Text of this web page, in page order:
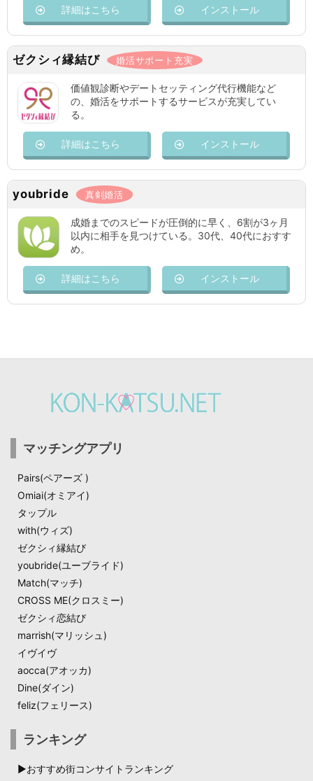
詳細はこちら インストール
ゼクシィ縁結び 婚活サポート充実
価値観診断やデートセッティング代行機能など
の、婚活をサポートするサービスが充実してい
る。
詳細はこちら インストール
youbride 真剣婚活
成婚までのスピードが圧倒的に早く、6割が3ヶ月
以内に相手を見つけている。30代、40代におすす
め。
詳細はこちら インストール
マッチングアプリ
Pairs(ペアーズ )
Omiai(オミアイ)
タップル
with(ウィズ)
ゼクシィ縁結び
youbride(ユーブライド)
Match(マッチ)​
CROSS ME(クロスミー)
ゼクシィ恋結び​
marrish(マリッシュ)
イヴイヴ
aocca(アオッカ)
Dine(ダイン)​
feliz(フェリース)
ランキング
▶︎おすすめ街コンサイトランキング